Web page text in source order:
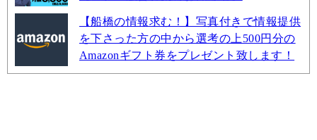
【船橋の情報求む！】写真付きで情報提供
を下さった方の中から選考の上500円分の
Amazonギフト券をプレゼント致します！